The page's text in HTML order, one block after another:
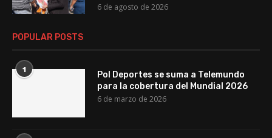
6 de agosto de 2026
POPULAR POSTS
1
Pol Deportes se suma a Telemundo
para la cobertura del Mundial 2026
6 de marzo de 2026